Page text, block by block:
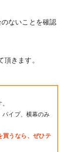
ないことを確認
きます。
パイプ、横幕のみ
買うなら、ぜひテ